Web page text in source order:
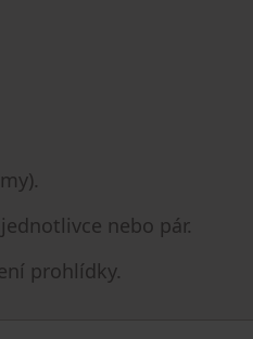
nebo pár.
prohlídky.